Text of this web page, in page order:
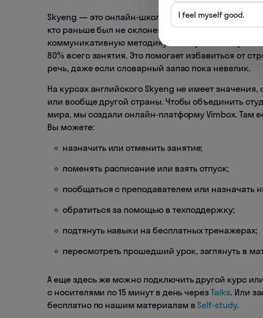
Skyeng — это онлайн-школа английского для
кто раньше был не склонен к языкам. Чтобы
коммуникативную методику. С ней учитель и
80% всего занятия. Это помогает избавиться от
речь, даже если словарный запас пока невелик.
На курсах английского Skyeng не имеет
или вообще другой страны. Чтобы объединить
мира, мы создали онлайн-платформу Vimbox. Там
Вы можете:
назначить или отменить занятие;
поменять расписание или взять отпуск;
пообщаться с преподавателем или назначать
обратиться за помощью в техподдержку;
подтянуть навыки на бесплатных тренажерах;
пересмотреть прошедший урок, заглянуть в
А еще здесь же можно подключить другой курс
с носителями по 15 минут в день черезTalks. Или
бесплатно по нашим материалам в Self-study.
I feel myself good.